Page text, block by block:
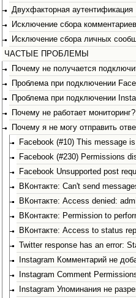
Двухфакторная аутентификация
Исключение сбора комментариев
Исключение сбора личных
ЧАСТЫЕ ПРОБЛЕМЫ
Почему не получается
Проблема при подключении
Проблема при подключении
Почему не работает мониторинг?
Почему я не могу отправить
Facebook (#10) This message
Facebook (#230) Permissions
Facebook Unsupported post
ВКонтакте: Can't send
ВКонтакте: Access denied:
ВКонтакте: Permission to
ВКонтакте: Access to status
Twitter response has an error:
Instagram Комментарий не
Instagram Comment
Instagram Упоминания не